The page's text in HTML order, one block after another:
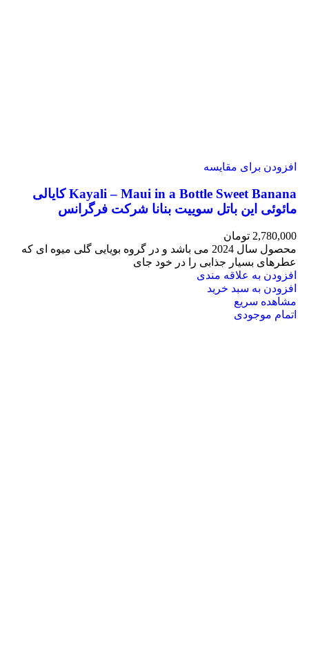
افزودن برای مقایسه
Kayali – Maui in a Bottle Sweet Banana کایالی
مائوئی این باتل سوییت بنانا شرکت فرگرانس
2,780,000 تومان
محصول سال 2024 می باشد و در گروه بویایی گلی میوه ای که
عطرهای بسیار جذابی را در خود جای
افزودن به علاقه مندی
افزودن به سبد خرید
مشاهده سریع
اتمام موجودی